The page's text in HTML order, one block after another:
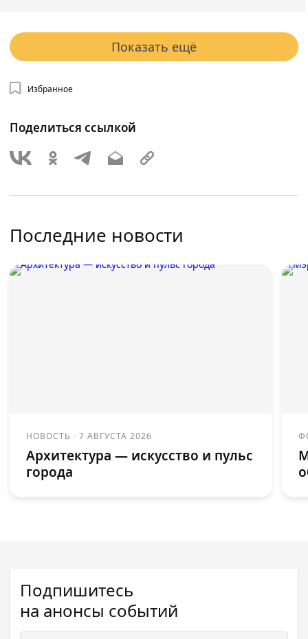
Показать ещё
Избранное
Поделиться ссылкой
Последние новости
НОВОСТЬ ·7 АВГУСТА 2026
Архитектура — искусство и пульс
города
Подпишитесь
на анонсы событий